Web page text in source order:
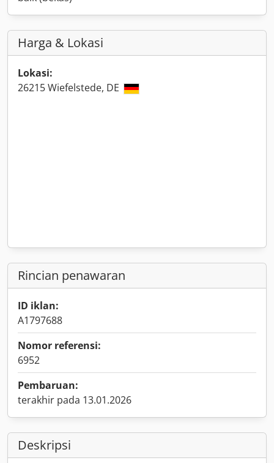
Harga & Lokasi
Lokasi:
26215 Wiefelstede, DE
Rincian penawaran
ID iklan:
A1797688
Nomor referensi:
6952
Pembaruan:
terakhir pada 13.01.2026
Deskripsi